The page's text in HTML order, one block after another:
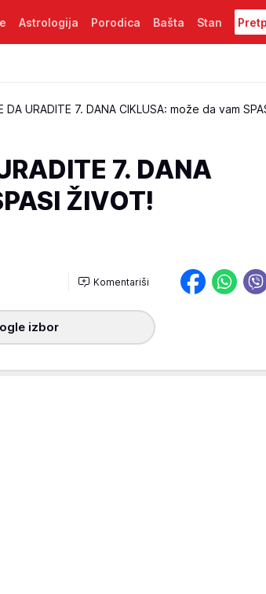
Astrologija Porodica Bašta Stan
DA URADITE 7. DANA CIKLUSA: može da vam
7. DANA
ŽIVOT!
Komentariši
izbor